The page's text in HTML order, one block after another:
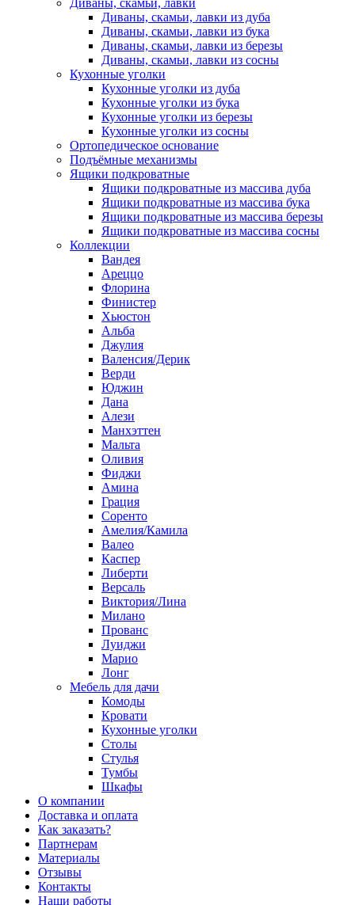
Диваны, скамьи, лавки
Диваны, скамьи, лавки из дуба
Диваны, скамьи, лавки из бука
Диваны, скамьи, лавки из березы
Диваны, скамьи, лавки из сосны
Кухонные уголки
Кухонные уголки из дуба
Кухонные уголки из бука
Кухонные уголки из березы
Кухонные уголки из сосны
Ортопедическое основание
Подъёмные механизмы
Ящики подкроватные
Ящики подкроватные из массива дуба
Ящики подкроватные из массива бука
Ящики подкроватные из массива березы
Ящики подкроватные из массива сосны
Коллекции
Вандея
Ареццо
Флорина
Финистер
Хьюстон
Альба
Джулия
Валенсия/Дерик
Верди
Юджин
Дана
Алези
Манхэттен
Мальта
Оливия
Фиджи
Амина
Грация
Соренто
Амелия/Камила
Валео
Каспер
Либерти
Версаль
Виктория/Лина
Милано
Прованс
Луиджи
Марио
Лонг
Мебель для дачи
Комоды
Кровати
Кухонные уголки
Столы
Стулья
Тумбы
Шкафы
О компании
Доставка и оплата
Как заказать?
Партнерам
Материалы
Отзывы
Контакты
Наши работы